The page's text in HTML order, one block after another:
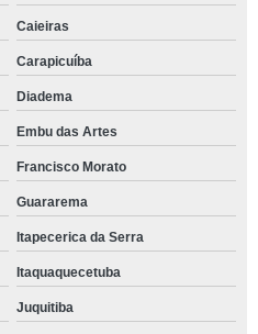
Caieiras
Carapicuíba
Diadema
Embu das Artes
Francisco Morato
Guararema
Itapecerica da Serra
Itaquaquecetuba
Juquitiba